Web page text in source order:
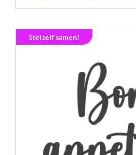
Stel zelf samen!